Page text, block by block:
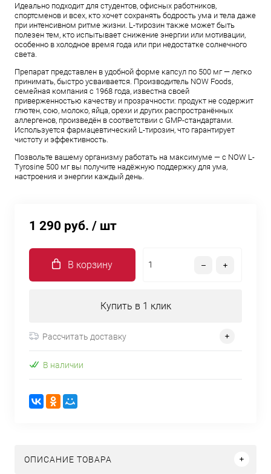
Идеально подходит для студентов, офисных работников,
спортсменов и всех, кто хочет сохранять бодрость ума и тела даже
при интенсивном ритме жизни. L-тирозин также может быть
полезен тем, кто испытывает снижение энергии или мотивации,
особенно в холодное время года или при недостатке солнечного
света.
Препарат представлен в удобной форме капсул по 500 мг — легко
принимать, быстро усваивается. Производитель NOW Foods,
семейная компания с 1968 года, известна своей
приверженностью качеству и прозрачности: продукт не содержит
глютен, сою, молоко, яйца, орехи и других распространённых
аллергенов, произведён в соответствии с GMP-стандартами.
Используется фармацевтический L-тирозин, что гарантирует
чистоту и эффективность.
Позвольте вашему организму работать на максимуме — с NOW L-
Tyrosine 500 мг вы получите надёжную поддержку для ума,
настроения и энергии каждый день.
1 290 руб. / шт
В корзину
Купить в 1 клик
Рассчитать доставку
В наличии
ОПИСАНИЕ ТОВАРА